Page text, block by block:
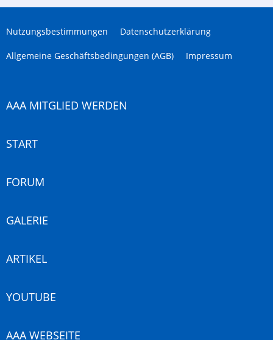
Nutzungsbestimmungen Datenschutzerklärung
Allgemeine Geschäftsbedingungen (AGB) Impressum
AAA MITGLIED WERDEN
START
FORUM
GALERIE
ARTIKEL
YOUTUBE
AAA WEBSEITE